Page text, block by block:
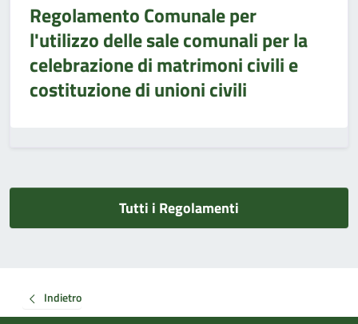
Regolamento Comunale per
l'utilizzo delle sale comunali per la
celebrazione di matrimoni civili e
costituzione di unioni civili
Tutti i Regolamenti
Indietro